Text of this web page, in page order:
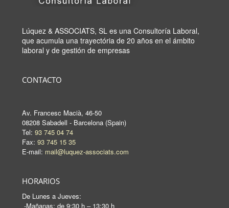
Lúquez & ASSOCIATS, SL es una Consultoría Laboral,
que acumula una trayectória de 20 años en el ámbito
laboral y de gestión de empresas
CONTACTO
Av. Francesc Macià, 46-50
08208 Sabadell - Barcelona (Spain)
Tel: 93 745 04 74
Fax: 93 745 15 35
E-mail: mail@luquez-associats.com
HORARIOS
De Lunes a Jueves:
-Mañanas: de 9:30 h – 13:30 h